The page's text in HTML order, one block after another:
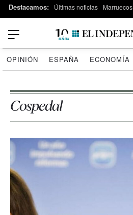
Destacamos: Últimas noticias Marruecos
OPINIÓN ESPAÑA ECONOMÍA
Cospedal